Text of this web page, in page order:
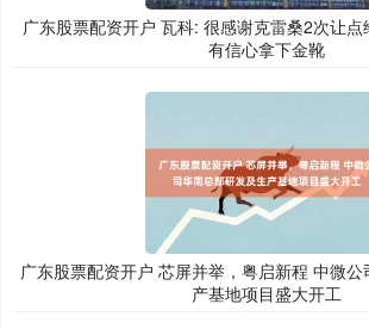
广东股票配资开户 瓦科: 很感谢克雷桑2次让
有信心拿下金靴
广东股票配资开户 芯屏并举，粤启新程 中微
产基地项目盛大开工